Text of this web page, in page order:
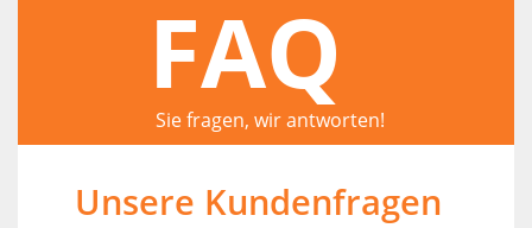
FAQ
Sie fragen, wir antworten!
Unsere Kundenfragen